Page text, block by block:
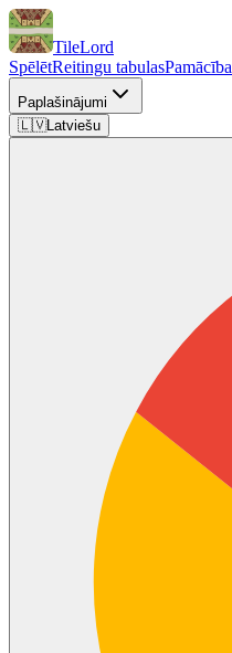
TileLord
SpēlētReitingu tabulasPamācība
Paplašinājumi
🇱🇻Latviešu